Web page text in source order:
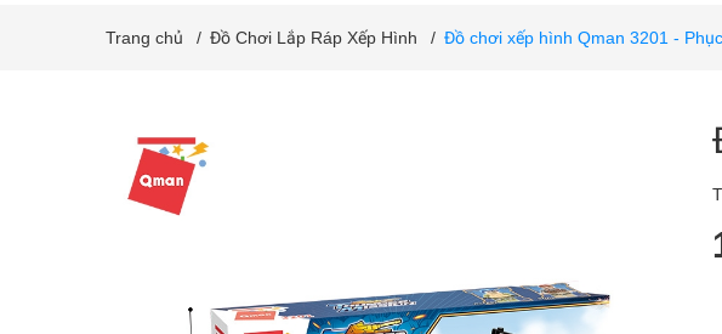
Trang chủ / Đồ Chơi Lắp Ráp Xếp Hình / Đồ chơi xếp hình Qman 3201 -